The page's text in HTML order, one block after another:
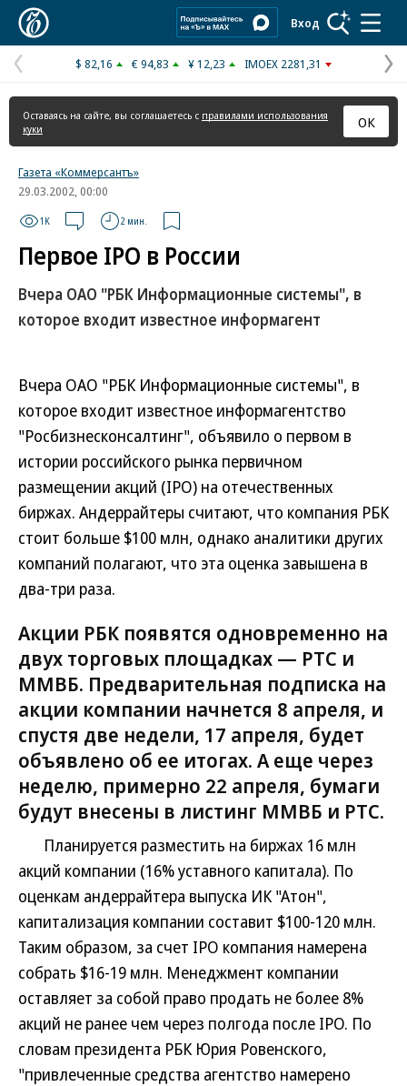
Вход
Предыдущая
страница
$ 82,16 € 94,83 ¥ 12,23 IMOEX 2281,31
Оставаясь на сайте, вы соглашаетесь с правилами использования
куки
ОК
Газета «Коммерсантъ»
29.03.2002, 00:00
1K 2 мин.
Первое IPO в России
Вчера ОАО "РБК Информационные системы", в
которое входит известное информагент
Вчера ОАО "РБК Информационные системы", в
которое входит известное информагентство
"Росбизнесконсалтинг", объявило о первом в
истории российского рынка первичном
размещении акций (IPO) на отечественных
биржах. Андеррайтеры считают, что компания РБК
стоит больше $100 млн, однако аналитики других
компаний полагают, что эта оценка завышена в
два-три раза.
Акции РБК появятся одновременно на
двух торговых площадках — РТС и
ММВБ. Предварительная подписка на
акции компании начнется 8 апреля, и
спустя две недели, 17 апреля, будет
объявлено об ее итогах. А еще через
неделю, примерно 22 апреля, бумаги
будут внесены в листинг ММВБ и РТС.
Планируется разместить на биржах 16 млн
акций компании (16% уставного капитала). По
оценкам андеррайтера выпуска ИК "Атон",
капитализация компании составит $100-120 млн.
Таким образом, за счет IPO компания намерена
собрать $16-19 млн. Менеджмент компании
оставляет за собой право продать не более 8%
акций не ранее чем через полгода после IPO. По
словам президента РБК Юрия Ровенского,
"привлеченные средства агентство намерено